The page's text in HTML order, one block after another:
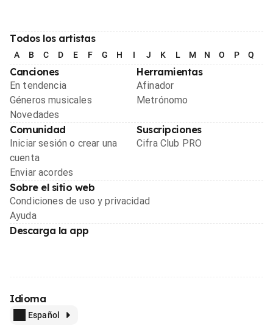
Todos los artistas
A B C D E F G H I J K L M N O P Q
Canciones
En tendencia
Géneros musicales
Novedades
Herramientas
Afinador
Metrónomo
Comunidad
Iniciar sesión o crear una
cuenta
Enviar acordes
Suscripciones
Cifra Club PRO
Sobre el sitio web
Condiciones de uso y privacidad
Ayuda
Descarga la app
Idioma
Español